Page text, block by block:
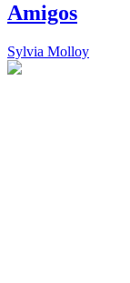
Amigos
Sylvia Molloy